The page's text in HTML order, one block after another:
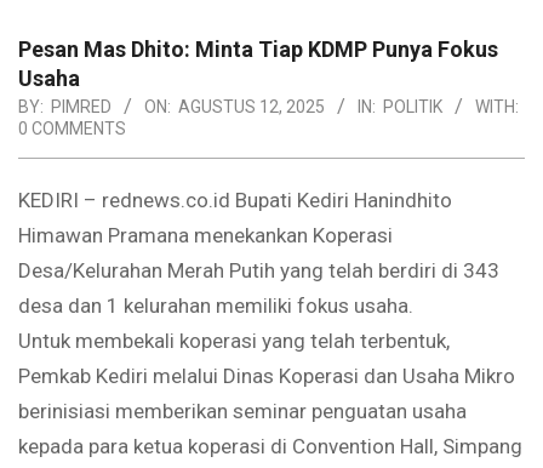
Pesan Mas Dhito: Minta Tiap KDMP Punya Fokus
Usaha
BY: PIMRED ON: AGUSTUS 12, 2025 IN: POLITIK
WITH:
0 COMMENTS
KEDIRI – rednews.co.id Bupati Kediri Hanindhito
Himawan Pramana menekankan Koperasi
Desa/Kelurahan Merah Putih yang telah berdiri di 343
desa dan 1 kelurahan memiliki fokus usaha.
Untuk membekali koperasi yang telah terbentuk,
Pemkab Kediri melalui Dinas Koperasi dan Usaha Mikro
berinisiasi memberikan seminar penguatan usaha
kepada para ketua koperasi di Convention Hall, Simpang